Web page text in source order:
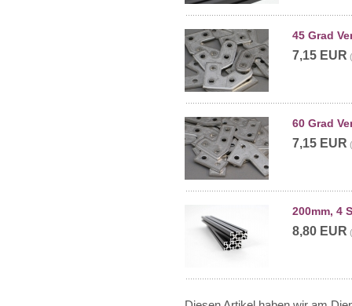
45 Grad
7,15 EUR
60 Grad
7,15 EUR
200mm, 4
8,80 EUR